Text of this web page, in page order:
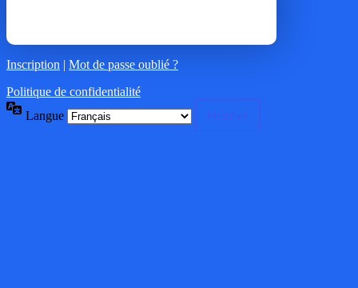
Inscription | Mot de passe oublié ?
Politique de confidentialité
Langue